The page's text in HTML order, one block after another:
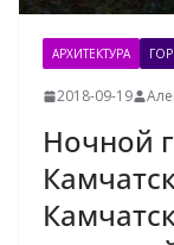
АРХИТЕКТУРА
2018-09-19
Ночной